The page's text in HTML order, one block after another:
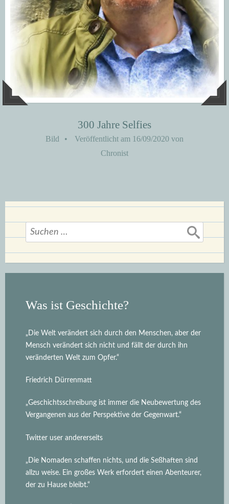
300 Jahre Selfies
Bild • Veröffentlicht am 16/09/2020 von
Chronist
Suchen
nach:
Was ist Geschichte?
„Die Welt verändert sich durch den Menschen, aber der
Mensch verändert sich nicht und fällt der durch ihn
veränderten Welt zum Opfer.“
Friedrich Dürrenmatt
„Geschichtsschreibung ist immer die Neubewertung des
Vergangenen aus der Perspektive der Gegenwart.“
Twitter user andererseits
„Die Nomaden schaffen nichts, und die Seßhaften sind
allzu weise. Ein großes Werk erfordert einen Abenteurer,
der zu Hause bleibt.“